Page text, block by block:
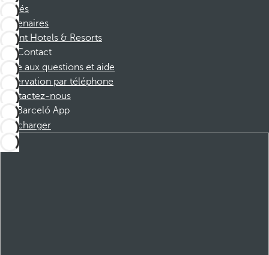
Affiliés
Partenaires
Dorint Hotels & Resorts
Contact
Foire aux questions et aide
Réservation par téléphone
Contactez-nous
Barceló App
Télécharger